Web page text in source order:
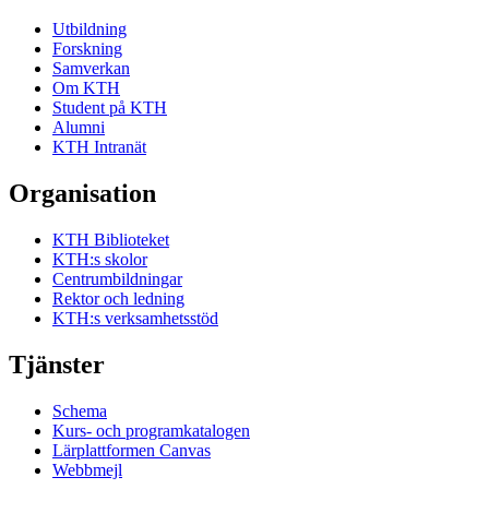
Utbildning
Forskning
Samverkan
Om KTH
Student på KTH
Alumni
KTH Intranät
Organisation
KTH Biblioteket
KTH:s skolor
Centrumbildningar
Rektor och ledning
KTH:s verksamhetsstöd
Tjänster
Schema
Kurs- och programkatalogen
Lärplattformen Canvas
Webbmejl